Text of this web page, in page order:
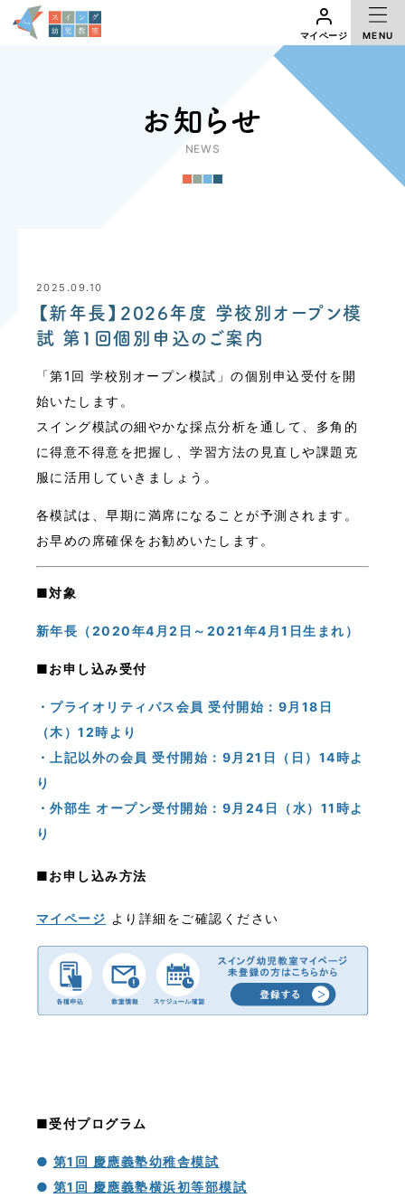
マイページ MENU
お知らせ
NEWS
2025.09.10
【新年長】2026年度 学校別オープン模
試 第1回個別申込のご案内
「第1回 学校別オープン模試」の個別申込受付を開
始いたします。
スイング模試の細やかな採点分析を通して、多角的
に得意不得意を把握し、学習方法の見直しや課題克
服に活用していきましょう。
各模試は、早期に満席になることが予測されます。
お早めの席確保をお勧めいたします。
■対象
新年長（2020年4月2日～2021年4月1日生まれ）
■お申し込み受付
・プライオリティパス会員 受付開始：9月18日
（木）12時より
・上記以外の会員 受付開始：9月21日（日）14時よ
り
・外部生 オープン受付開始：9月24日（水）11時よ
り
■お申し込み方法
マイページ より詳細をご確認 ください
■受付プログラム
● 第1回 慶應義塾幼稚舎模試
● 第1回 慶應義塾横浜初等部模試